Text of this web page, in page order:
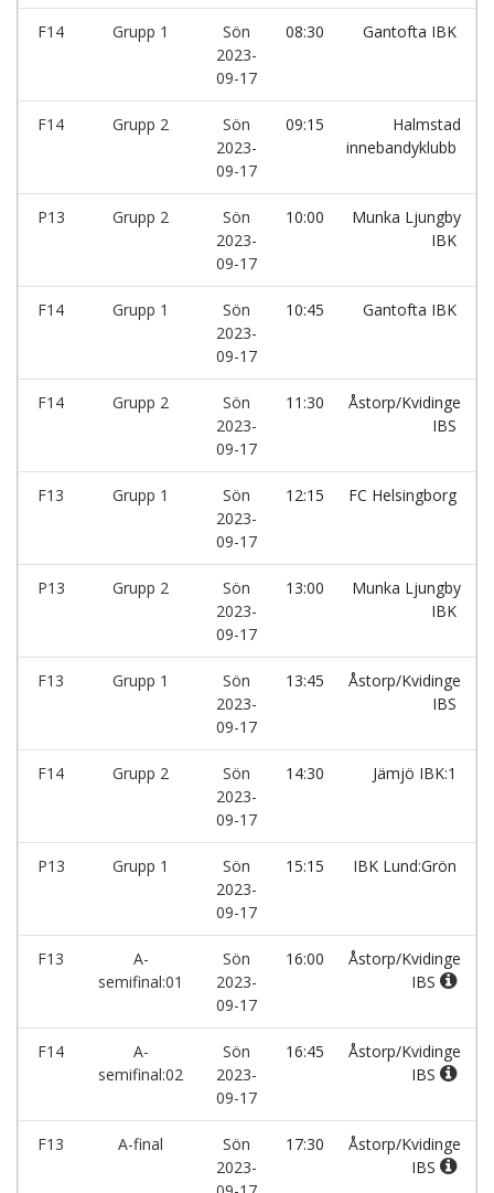
F14 Grupp 1
Sön
2023-
09-17
08:30 Gantofta IBK
F14 Grupp 2
Sön
2023-
09-17
09:15
Halmstad
innebandyklubb
P13 Grupp 2
Sön
2023-
09-17
10:00
Munka Ljungby
IBK
F14 Grupp 1
Sön
2023-
09-17
10:45 Gantofta IBK
F14 Grupp 2
Sön
2023-
09-17
11:30
Åstorp/Kvidinge
IBS
F13 Grupp 1
Sön
2023-
09-17
12:15 FC Helsingborg
P13 Grupp 2
Sön
2023-
09-17
13:00
Munka Ljungby
IBK
F13 Grupp 1
Sön
2023-
09-17
13:45
Åstorp/Kvidinge
IBS
F14 Grupp 2
Sön
2023-
09-17
14:30 Jämjö IBK:1
P13 Grupp 1
Sön
2023-
09-17
15:15 IBK Lund:Grön
F13
A-
semifinal:01
Sön
2023-
09-17
16:00
Åstorp/Kvidinge
IBS
F14
A-
semifinal:02
Sön
2023-
09-17
16:45
Åstorp/Kvidinge
IBS
F13 A-final
Sön
2023-
17:30
Åstorp/Kvidinge
IBS